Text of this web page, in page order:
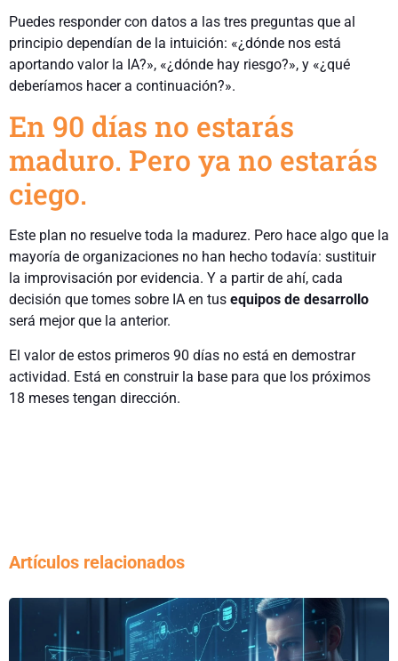
Puedes responder con datos a las tres preguntas que al
principio dependían de la intuición: «¿dónde nos está
aportando valor la IA?», «¿dónde hay riesgo?», y «¿qué
deberíamos hacer a continuación?».
En 90 días no estarás
maduro. Pero ya no estarás
ciego.
Este plan no resuelve toda la madurez. Pero hace algo que la
mayoría de organizaciones no han hecho todavía: sustituir
la improvisación por evidencia. Y a partir de ahí, cada
decisión que tomes sobre IA en tus equipos de desarrollo
será mejor que la anterior.
El valor de estos primeros 90 días no está en demostrar
actividad. Está en construir la base para que los próximos
18 meses tengan dirección.
Artículos relacionados